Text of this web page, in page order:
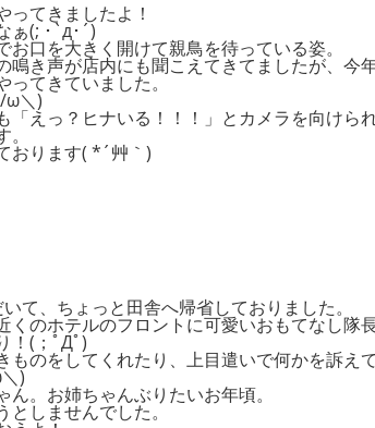
ってきましたよ！
ぁ(; ･`д･´)
お口を大きく開けて親鳥を待っている姿。
鳴き声が店内にも聞こえてきてましたが、今
てきていました。
ω＼)
「えっ？ヒナいる！！！」とカメラを向けら
おります( *´艸｀)
て、ちょっと田舎へ帰省しておりました。
くのホテルのフロントに可愛いおもてなし隊
！(；ﾟДﾟ)
ものをしてくれたり、上目遣いで何かを訴え
)
。お姉ちゃんぶりたいお年頃。
としませんでした。